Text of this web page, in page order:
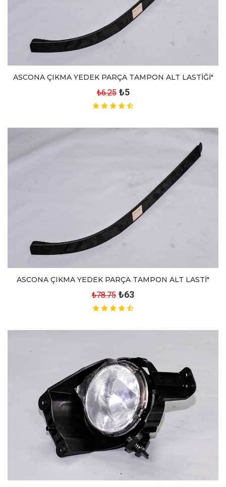
ASCONA ÇIKMA YEDEK PARÇA TAMPON ALT LASTİĞİ"
₺6.25 ₺5
ASCONA ÇIKMA YEDEK PARÇA TAMPON ALT LASTİ"
₺78.75 ₺63